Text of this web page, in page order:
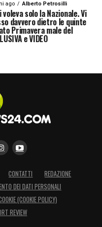
ago Alberto Petrosilli
solo la Nazionale. Vi
davvero dietro le quinte
Primavera male del
e VIDEO
CONTATTI
REDAZIONE
DEI DATI PERSONALI
(COOKIE POLICY)
REVIEW